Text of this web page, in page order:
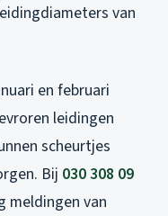
van
en februari
leidingen
scheurtjes
Bij 030 308 09
meldingen van